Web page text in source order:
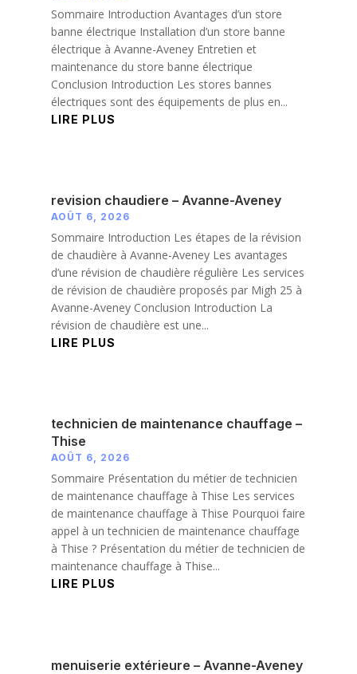
Sommaire Introduction Avantages d’un store
banne électrique Installation d’un store banne
électrique à Avanne-Aveney Entretien et
maintenance du store banne électrique
Conclusion Introduction Les stores bannes
électriques sont des équipements de plus en...
LIRE PLUS
revision chaudiere – Avanne-Aveney
AOÛT 6, 2026
Sommaire Introduction Les étapes de la révision
de chaudière à Avanne-Aveney Les avantages
d’une révision de chaudière régulière Les services
de révision de chaudière proposés par Migh 25 à
Avanne-Aveney Conclusion Introduction La
révision de chaudière est une...
LIRE PLUS
technicien de maintenance chauffage –
Thise
AOÛT 6, 2026
Sommaire Présentation du métier de technicien
de maintenance chauffage à Thise Les services
de maintenance chauffage à Thise Pourquoi faire
appel à un technicien de maintenance chauffage
à Thise ? Présentation du métier de technicien de
maintenance chauffage à Thise...
LIRE PLUS
menuiserie extérieure – Avanne-Aveney